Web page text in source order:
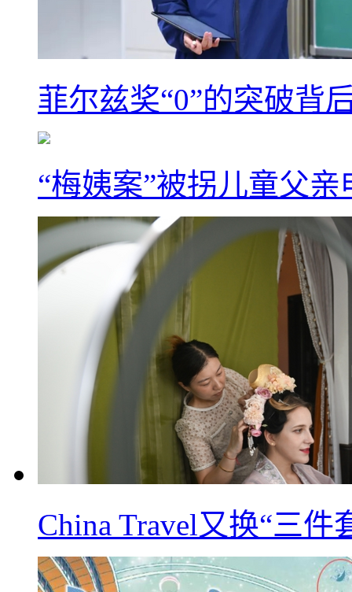
菲尔兹奖“0”的突破背
“梅姨案”被拐儿童父
China Travel又换“三